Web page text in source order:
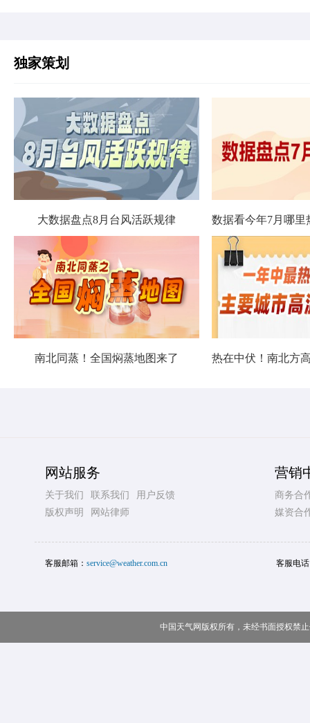
独家策划
大数据盘点8月台风活跃规律
南北同蒸！全国焖蒸地图来了
网站服务
关于我们 联系我们
用户反馈
版权声明
网站律师
营销
商务合
媒资合
客服邮箱： service@weather.com.cn 客服电
中国天气网版权所有，未经书面授权